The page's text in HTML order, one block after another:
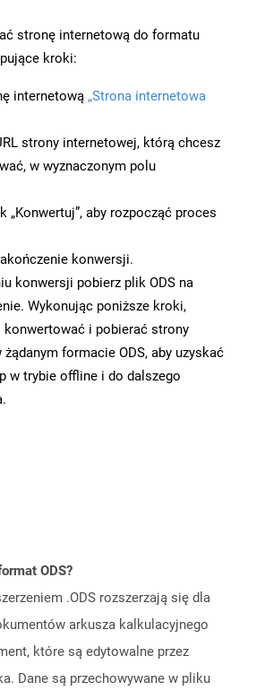
stronę internetową do formatu
kroki:
internetową „Strona internetowa
strony internetowej, którą chcesz
w wyznaczonym polu
„Konwertuj”, aby rozpocząć proces
konwersji.
konwersji pobierz plik ODS na
Wykonując poniższe kroki,
konwertować i pobierać strony
formacie ODS, aby uzyskać
w trybie offline i do dalszego
ODS?
.ODS rozszerzają się dla
arkusza kalkulacyjnego
które są edytowalne przez
Dane są przechowywane w pliku